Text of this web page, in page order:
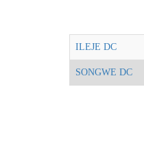
ILEJE DC
SONGWE DC